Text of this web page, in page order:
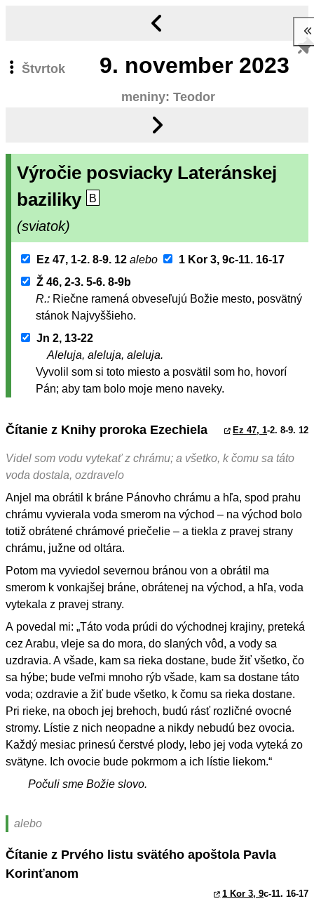
Štvrtok 9. november 2023
meniny: Teodor
Výročie posviacky Lateránskej
baziliky
B
(sviatok)
Ez 47, 1-2. 8-9. 12 alebo
1 Kor 3, 9c-11. 16-17
Ž 46, 2-3. 5-6. 8-9b
R.: Riečne ramená obveseľujú Božie mesto, posvätný
stánok Najvyššieho.
Jn 2, 13-22
Aleluja, aleluja, aleluja.
Vyvolil som si toto miesto a posvätil som ho, hovorí
Pán; aby tam bolo moje meno naveky.
Čítanie z Knihy proroka Ezechiela Ez 47, 1-2. 8-9. 12
Videl som vodu vytekať z chrámu; a všetko, k čomu sa táto
voda dostala, ozdravelo
Anjel ma obrátil k bráne Pánovho chrámu a hľa, spod prahu
chrámu vyvierala voda smerom na východ – na východ bolo
totiž obrátené chrámové priečelie – a tiekla z pravej strany
chrámu, južne od oltára.
Potom ma vyviedol severnou bránou von a obrátil ma
smerom k vonkajšej bráne, obrátenej na východ, a hľa, voda
vytekala z pravej strany.
A povedal mi: „Táto voda prúdi do východnej krajiny, preteká
cez Arabu, vleje sa do mora, do slaných vôd, a vody sa
uzdravia. A všade, kam sa rieka dostane, bude žiť všetko, čo
sa hýbe; bude veľmi mnoho rýb všade, kam sa dostane táto
voda; ozdravie a žiť bude všetko, k čomu sa rieka dostane.
Pri rieke, na oboch jej brehoch, budú rásť rozličné ovocné
stromy. Lístie z nich neopadne a nikdy nebudú bez ovocia.
Každý mesiac prinesú čerstvé plody, lebo jej voda vyteká zo
svätyne. Ich ovocie bude pokrmom a ich lístie liekom.“
Počuli sme Božie slovo.
alebo
Čítanie z Prvého listu svätého apoštola Pavla
Korinťanom
1 Kor 3, 9c-11. 16-17